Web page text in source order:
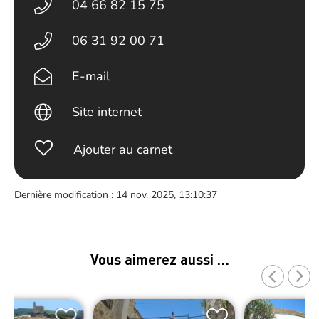
04 66 82 15 75
06 31 92 00 71
E-mail
Site internet
Ajouter au carnet
Dernière modification : 14 nov. 2025, 13:10:37
Vous aimerez aussi …